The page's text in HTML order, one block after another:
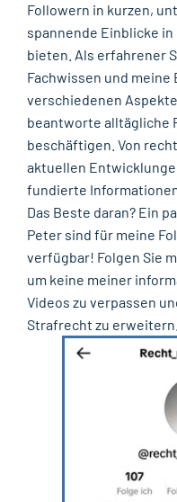
Followern in kurzen,
spannende Einblicke
bieten. Als erfahrener
Fachwissen und meine
verschiedenen
beantworte alltägliche
beschäftigen. Von
aktuellen
fundierte
Das Beste daran? Ein
Peter sind für meine
verfügbar! Folgen Sie
um keine meiner
Videos zu verpassen
Strafrecht zu erweitern.